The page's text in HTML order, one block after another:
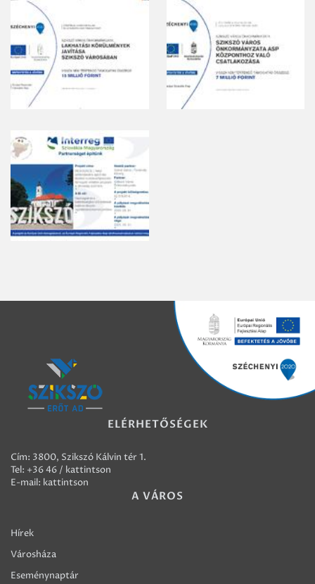
ELÉRHETŐSÉGEK
Cím: 3800, Szikszó Kálvin tér 1.
Tel: +36 46 / kattintson
E-mail: kattintson
A VÁROS
Hírek
Városháza
Eseménynaptár